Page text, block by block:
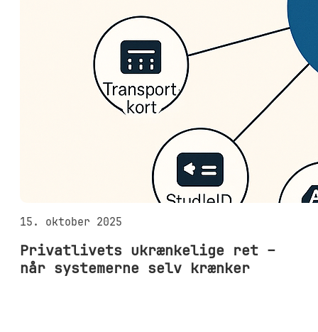
15. oktober 2025
Privatlivets ukrænkelige ret –
når systemerne selv krænker